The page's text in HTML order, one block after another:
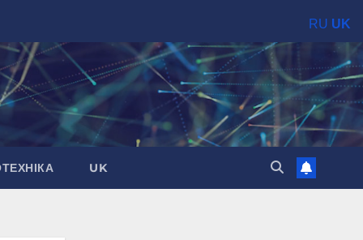
UK
RU UK